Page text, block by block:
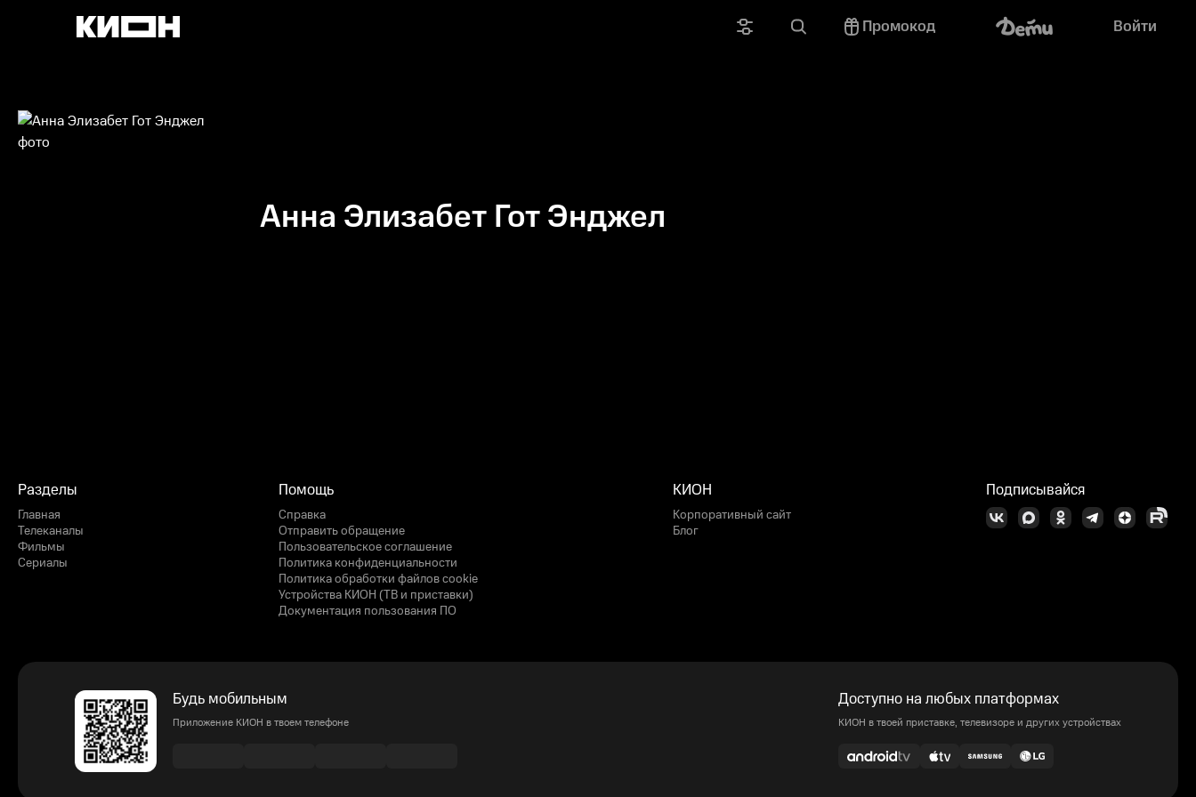
Промокод Войти
Анна Элизабет Гот Энджел
Разделы
Главная
Телеканалы
Фильмы
Сериалы
Помощь
Справка
Отправить обращение
Пользовательское соглашение
Политика конфиденциальности
Политика обработки файлов cookie
Устройства КИОН (ТВ и приставки)
Документация пользования ПО
КИОН
Корпоративный сайт
Блог
Подписывайся
Будь мобильным
Приложение КИОН в твоем телефоне
Доступно на любых платформах
КИОН в твоей приставке, телевизоре и других устройствах